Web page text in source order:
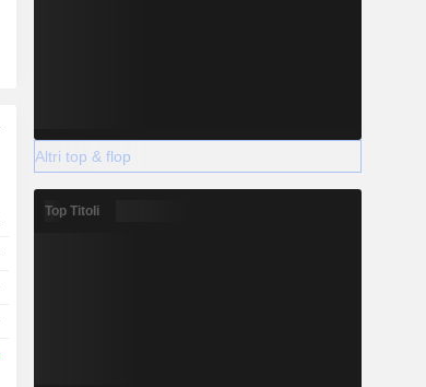
Altri top & flop
Top Titoli